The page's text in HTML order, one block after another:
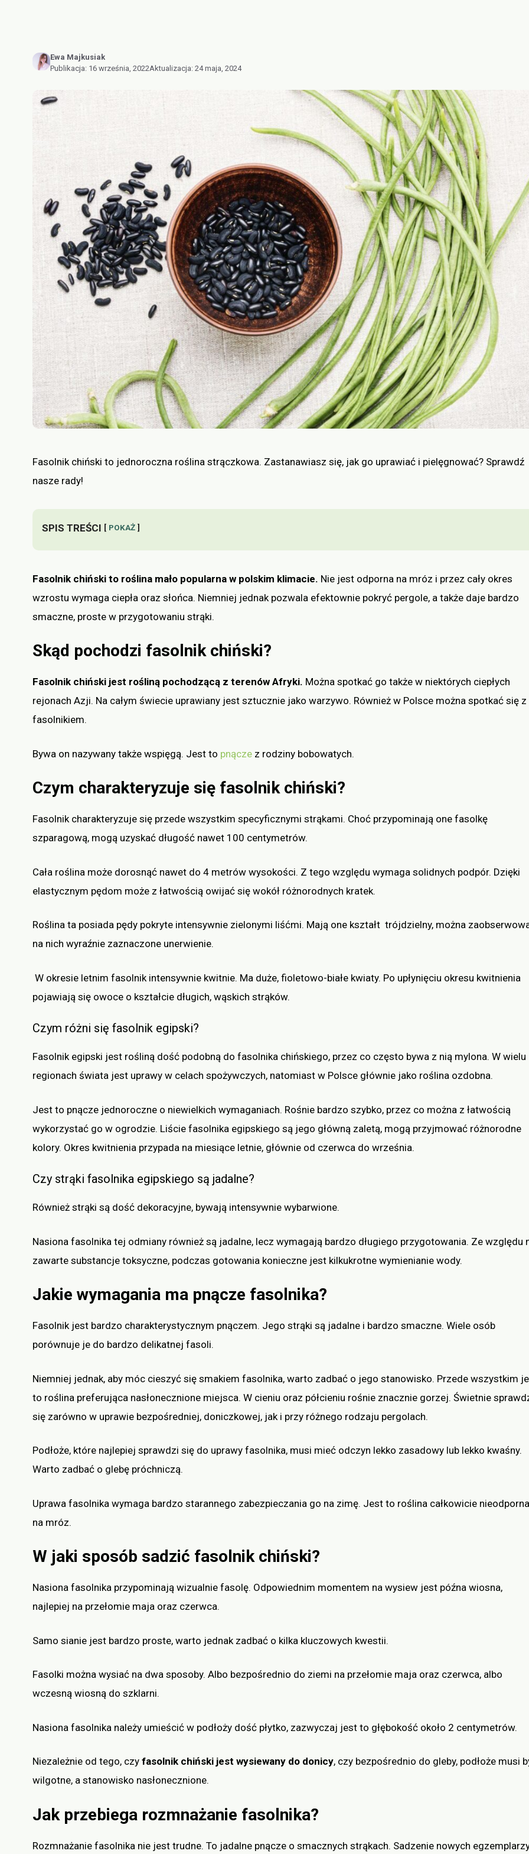
Ewa Majkusiak
Publikacja: 16 września, 2022Aktualizacja: 24 maja, 2024
Fasolnik chiński to jednoroczna roślina strączkowa. Zastanawiasz się, jak go uprawiać i pielęgnować? Sprawdź
nasze rady!
SPIS TREŚCI POKAŻ
Fasolnik chiński to roślina mało popularna w polskim klimacie. Nie jest odporna na mróz i przez cały okres
wzrostu wymaga ciepła oraz słońca. Niemniej jednak pozwala efektownie pokryć pergole, a także daje bardzo
smaczne, proste w przygotowaniu strąki.
Skąd pochodzi fasolnik chiński?
Fasolnik chiński jest rośliną pochodzącą z terenów Afryki. Można spotkać go także w niektórych ciepłych
rejonach Azji. Na całym świecie uprawiany jest sztucznie jako warzywo. Również w Polsce można spotkać się z
fasolnikiem.
Bywa on nazywany także wspięgą. Jest to pnącze z rodziny bobowatych.
Czym charakteryzuje się fasolnik chiński?
Fasolnik charakteryzuje się przede wszystkim specyficznymi strąkami. Choć przypominają one fasolkę
szparagową, mogą uzyskać długość nawet 100 centymetrów.
Cała roślina może dorosnąć nawet do 4 metrów wysokości. Z tego względu wymaga solidnych podpór. Dzięki
elastycznym pędom może z łatwością owijać się wokół różnorodnych kratek.
Roślina ta posiada pędy pokryte intensywnie zielonymi liśćmi. Mają one kształt trójdzielny, można
na nich wyraźnie zaznaczone unerwienie.
W okresie letnim fasolnik intensywnie kwitnie. Ma duże, fioletowo-białe kwiaty. Po upłynięciu okresu kwitnienia
pojawiają się owoce o kształcie długich, wąskich strąków.
Czym różni się fasolnik egipski?
Fasolnik egipski jest rośliną dość podobną do fasolnika chińskiego, przez co często bywa z nią mylona. W wielu
regionach świata jest uprawy w celach spożywczych, natomiast w Polsce głównie jako roślina ozdobna.
Jest to pnącze jednoroczne o niewielkich wymaganiach. Rośnie bardzo szybko, przez co można z łatwością
wykorzystać go w ogrodzie. Liście fasolnika egipskiego są jego główną zaletą, mogą przyjmować różnorodne
kolory. Okres kwitnienia przypada na miesiące letnie, głównie od czerwca do września.
Czy strąki fasolnika egipskiego są jadalne?
Również strąki są dość dekoracyjne, bywają intensywnie wybarwione.
Nasiona fasolnika tej odmiany również są jadalne, lecz wymagają bardzo długiego przygotowania. Ze względu
zawarte substancje toksyczne, podczas gotowania konieczne jest kilkukrotne wymienianie wody.
Jakie wymagania ma pnącze fasolnika?
Fasolnik jest bardzo charakterystycznym pnączem. Jego strąki są jadalne i bardzo smaczne. Wiele osób
porównuje je do bardzo delikatnej fasoli.
Niemniej jednak, aby móc cieszyć się smakiem fasolnika, warto zadbać o jego stanowisko. Przede wszystkim
to roślina preferująca nasłonecznione miejsca. W cieniu oraz półcieniu rośnie znacznie gorzej. Świetnie
się zarówno w uprawie bezpośredniej, doniczkowej, jak i przy różnego rodzaju pergolach.
Podłoże, które najlepiej sprawdzi się do uprawy fasolnika, musi mieć odczyn lekko zasadowy lub lekko kwaśny.
Warto zadbać o glebę próchniczą.
Uprawa fasolnika wymaga bardzo starannego zabezpieczania go na zimę. Jest to roślina całkowicie nieodporna
na mróz.
W jaki sposób sadzić fasolnik chiński?
Nasiona fasolnika przypominają wizualnie fasolę. Odpowiednim momentem na wysiew jest późna wiosna,
najlepiej na przełomie maja oraz czerwca.
Samo sianie jest bardzo proste, warto jednak zadbać o kilka kluczowych kwestii.
Fasolki można wysiać na dwa sposoby. Albo bezpośrednio do ziemi na przełomie maja oraz czerwca, albo
wczesną wiosną do szklarni.
Nasiona fasolnika należy umieścić w podłoży dość płytko, zazwyczaj jest to głębokość około 2 centymetrów.
Niezależnie od tego, czy fasolnik chiński jest wysiewany do donicy, czy bezpośrednio do gleby, podłoże musi
wilgotne, a stanowisko nasłonecznione.
Jak przebiega rozmnażanie fasolnika?
Rozmnażanie fasolnika nie jest trudne. To jadalne pnącze o smacznych strąkach. Sadzenie nowych